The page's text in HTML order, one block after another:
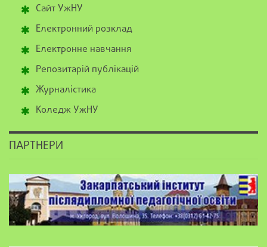
Сайт УжНУ
Електронний розклад
Електронне навчання
Репозитарій публікацій
Журналістика
Коледж УжНУ
ПАРТНЕРИ